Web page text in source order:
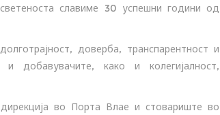
славиме 30 успешни години од
доверба, транспарентност и
добавувачите, како и колегијалност,
во Порта Влае и стовариште во